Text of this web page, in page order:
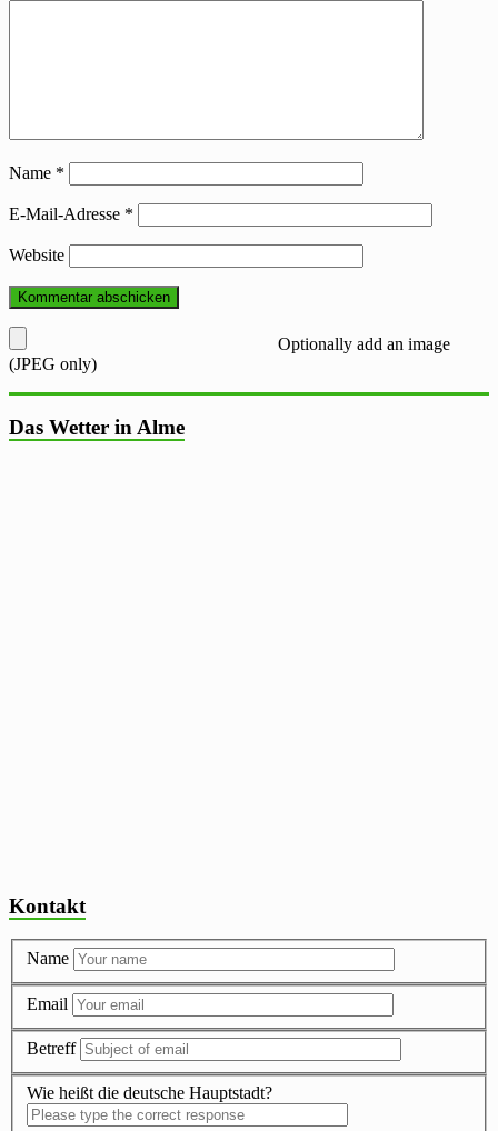
Name *
E-Mail-Adresse *
Website
Optionally add an image
(JPEG only)
Das Wetter in Alme
Kontakt
Name
Email
Betreff
Wie heißt die deutsche Hauptstadt?